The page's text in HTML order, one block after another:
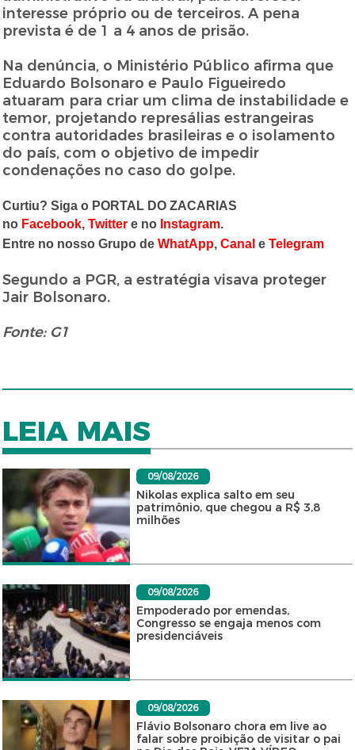
interesse próprio ou de terceiros. A pena
prevista é de 1 a 4 anos de prisão.
Na denúncia, o Ministério Público afirma que
Eduardo Bolsonaro e Paulo Figueiredo
atuaram para criar um clima de instabilidade e
temor, projetando represálias estrangeiras
contra autoridades brasileiras e o isolamento
do país, com o objetivo de impedir
condenações no caso do golpe.
Curtiu? Siga o PORTAL DO ZACARIAS
no Facebook,Twitter e no Instagram.
Entre no nosso Grupo deWhatApp,Canal eTelegram
Segundo a PGR, a estratégia visava proteger
Jair Bolsonaro.
Fonte: G1
LEIA MAIS
09/08/2026
Nikolas explica salto em seu
patrimônio, que chegou a R$ 3,8
milhões
09/08/2026
Empoderado por emendas,
Congresso se engaja menos com
presidenciáveis
09/08/2026
Flávio Bolsonaro chora em live ao
falar sobre proibição de visitar o pai